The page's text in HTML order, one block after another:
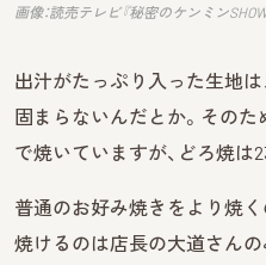
画像：読売テレビ『秘密のケンミン
出汁がたっぷり入った生地
固まらないんだとか。その
で焼いていますが、どろ焼は
普通のお好み焼きをより焼
焼けるのは店長の大道さんの